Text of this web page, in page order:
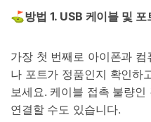
⛳방법 1. USB 케이블 및 포
가장 첫 번째로 아이폰과
나 포트가 정품인지 확인하
보세요. 케이블 접촉 불량
연결할 수도 있습니다.